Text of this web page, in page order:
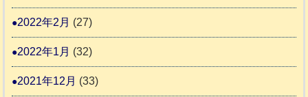
2022年2月 (27)
2022年1月 (32)
2021年12月 (33)